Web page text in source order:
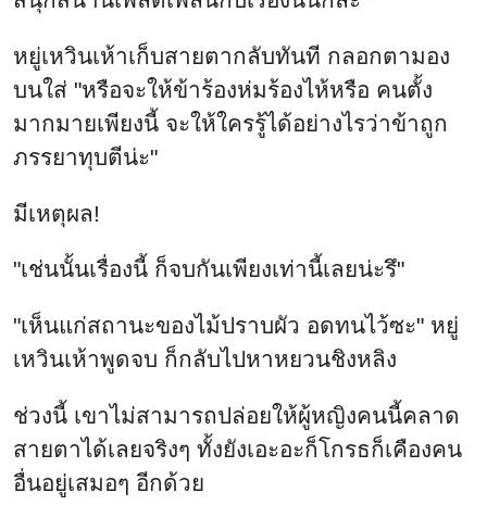
หยู่เหวินเห้าเก็บสายตากลับทันที กลอกตามอง
บนใส่ "หรือจะให้ข้าร้องห่มร้องไห้หรือ คนตั้ง
มากมายเพียงนี้ จะให้ใครรู้ได้อย่างไรว่าข้าถูก
ภรรยาทุบตีน่ะ"
มีเหตุผล!
"เช่นนั้นเรื่องนี้ ก็จบกันเพียงเท่านี้เลยน่ะรึ"
"เห็นแก่สถานะของไม้ปราบผัว อดทนไว้ซะ" หยู่
เหวินเห้าพูดจบ ก็กลับไปหาหยวนชิงหลิง
ช่วงนี้ เขาไม่สามารถปล่อยให้ผู้หญิงคนนี้คลาด
สายตาได้เลยจริงๆ ทั้งยังเอะอะก็โกรธก็เคืองคน
อื่นอยู่เสมอๆ อีกด้วย